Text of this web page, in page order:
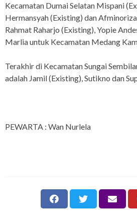
Kecamatan Dumai Selatan Mispani
Hermansyah (Existing) dan
Rahmat Raharjo (Existing), Yopie
Marlia untuk Kecamatan Medang
Terakhir di Kecamatan Sungai
adalah Jamil (Existing), Sutikno dan
PEWARTA : Wan Nurlela